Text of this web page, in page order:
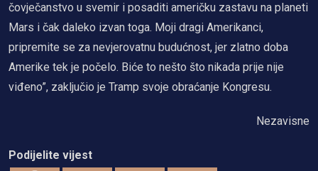
čovječanstvo u svemir i posaditi američku zastavu na planeti
Mars i čak daleko izvan toga. Moji dragi Amerikanci,
pripremite se za nevjerovatnu budućnost, jer zlatno doba
Amerike tek je počelo. Biće to nešto što nikada prije nije
viđeno”, zaključio je Tramp svoje obraćanje Kongresu.
Nezavisne
Podijelite vijest